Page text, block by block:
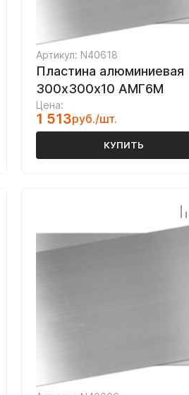
Артикул: N40618
Пластина алюминиевая
300х300х10 АМГ6М
Цена:
1 513руб./шт.
КУПИТЬ